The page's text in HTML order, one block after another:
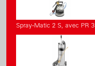
Spray-Matic 2 S, avec PR 3